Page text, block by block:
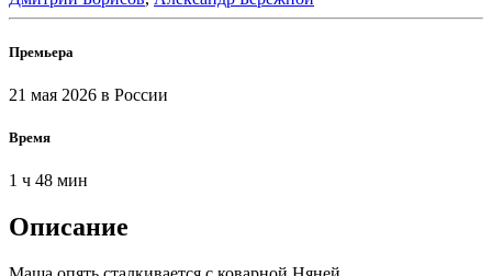
Премьера
21 мая 2026 в России
Время
1 ч 48 мин
Описание